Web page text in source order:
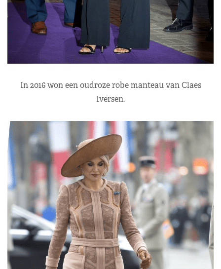
In 2016 won een oudroze robe manteau van Claes
Iversen.